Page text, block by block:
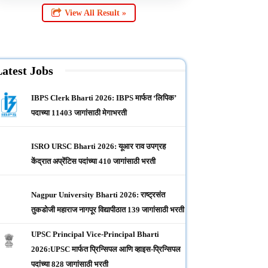
View All Result »
Jobs
IBPS Clerk Bharti 2026: IBPS मार्फत ‘लिपिक’
पदाच्या 11403 जागांसाठी मेगाभरती
ISRO URSC Bharti 2026: यूआर राव उपग्रह
केंद्रात अप्रेंटिस पदांच्या 410 जागांसाठी भरती
Nagpur University Bharti 2026: राष्ट्रसंत
तुकडोजी महाराज नागपूर विद्यापीठात 139 जागांसाठी भरती
UPSC Principal Vice-Principal Bharti
2026:UPSC मार्फत प्रिन्सिपल आणि व्हाइस-प्रिन्सिपल
पदांच्या 828 जागांसाठी भरती